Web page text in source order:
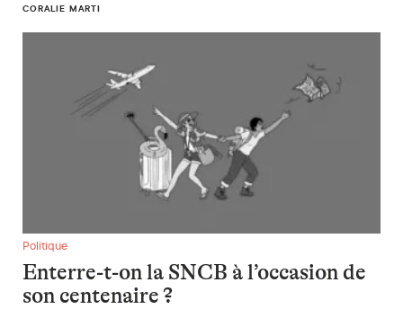
CORALIE MARTI
Enterre-t-on la SNCB à l’occasion de son centenaire ?
Politique
Enterre-t-on la SNCB à l’occasion de
son centenaire ?